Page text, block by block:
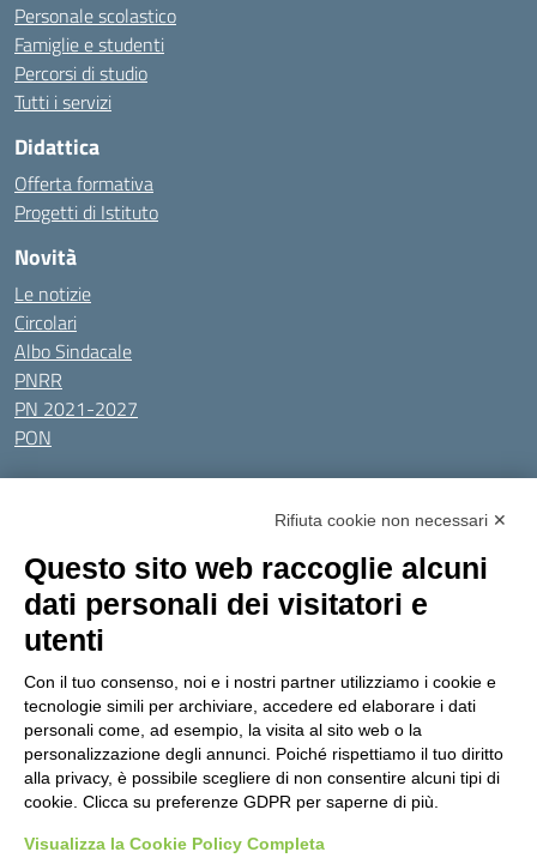
Personale scolastico
Famiglie e studenti
Percorsi di studio
Tutti i servizi
Didattica
Offerta formativa
Progetti di Istituto
Novità
Le notizie
Circolari
Albo Sindacale
PNRR
PN 2021-2027
PON
Tutti gli argomenti
Amministrazione Trasparente
Privacy Policy
Dichiarazione di accessibilitàObiettivi di accessibilità
Seguici su:
Indirizzo:Via Gaetano Donizetti 30, Collegno
Centralino:0114053925 Email: toic8cg002@istruzione.it
Posta elettronica certificata (PEC):toic8cg002@pec.istruzione.it
Codice fiscale: 95641450010
Codice Indice delle Pubbliche Amministrazioni (IPA): D0ZZDV0V
Rifiuta cookie non necessari ✕
Questo sito web raccoglie alcuni
dati personali dei visitatori e
utenti
Con il tuo consenso, noi e i nostri partner utilizziamo i cookie e
tecnologie simili per archiviare, accedere ed elaborare i dati
personali come, ad esempio, la visita al sito web o la
personalizzazione degli annunci. Poiché rispettiamo il tuo diritto
alla privacy, è possibile scegliere di non consentire alcuni tipi di
cookie. Clicca su preferenze GDPR per saperne di più.
Visualizza la Cookie Policy Completa